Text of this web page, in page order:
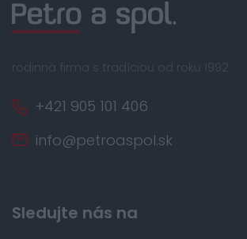
rodinná firma s tradíciou od roku 1992
+421 905 101 406
info@petroaspol.sk
Sledujte nás na